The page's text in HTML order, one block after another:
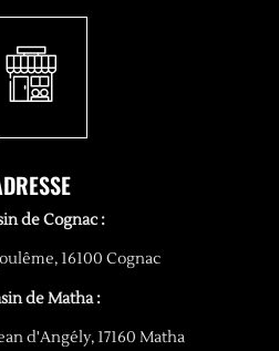
de Cognac :
16100 Cognac
de Matha :
d'Angély, 17160 Matha